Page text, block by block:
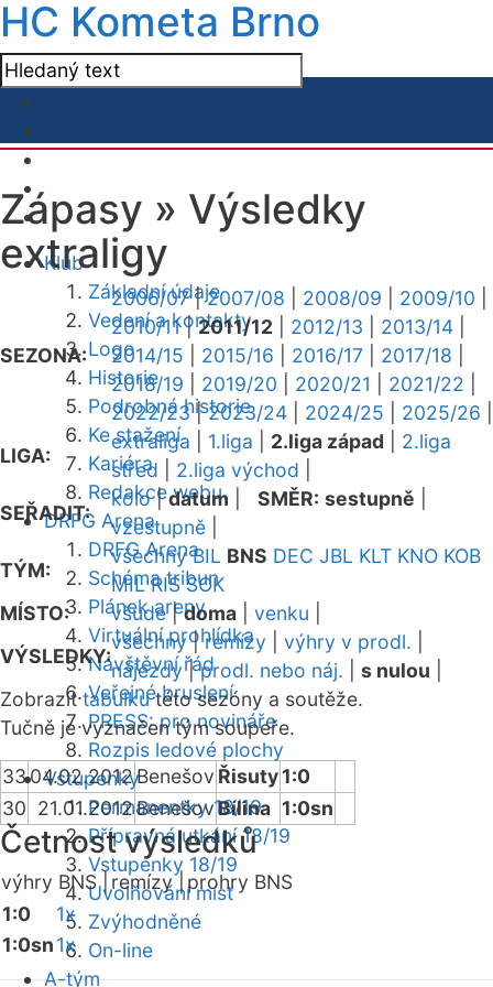
HC Kometa Brno
Klub
Základní údaje
Vedení a kontakty
Logo
Historie
Podrobná historie
Ke stažení
Kariéra
Redakce webu
DRFG Arena
DRFG Arena
Schéma tribun
Plánek areny
Virtuální prohlídka
Návštěvní řád
Veřejné bruslení
PRESS: pro novináře
Rozpis ledové plochy
Vstupenky
Permanentky 18/19
Přípravná utkání 18/19
Vstupenky 18/19
Uvolňování míst
Zvýhodněné
On-line
A-tým
Zápasy » Výsledky
extraligy
SEZONA:
2006/07|2007/08 2008/09 2009/10
2010/11|2011/12 2012/13 2013/14
2014/15
2015/16 2016/17 2017/18
2018/19
2019/20 2020/21 2021/22
2022/23|2023/24 2024/25 2025/26
LIGA:
extraliga 1.liga 2.liga západ
2.liga
střed
2.liga východ
SEŘADIT:
kolo|datum SMĚR: sestupně
vzestupně
TÝM:
všechny BIL BNS DEC JBL KLT KNO KOB
MIL RIS SOK
MÍSTO:
všude|doma venku
VÝSLEDKY:
všechny|remízy výhry v prodl.
nájezdy|prodl. nebo náj. s nulou
Zobrazittabulkutéto sezóny a soutěže.
Tučně je vyznačen tým soupeře.
3304.02.2012Benešov Řisuty1:0
30 21.01.2012BenešovBílina 1:0sn
Četnost výsledků
výhry BNS | remízy | prohry BNS
1:0
1x
1:0sn1x